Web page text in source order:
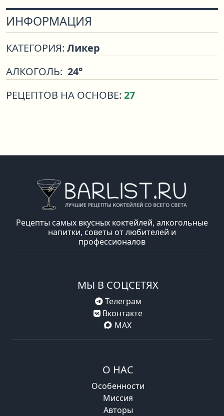
ИНФОРМАЦИЯ
КАТЕГОРИЯ: Ликер
АЛКОГОЛЬ: 24°
РЕЦЕПТОВ НА ОСНОВЕ: 27
Рецепты самых вкусных коктейлей, алкогольные
напитки, советы от любителей и
профессионалов
МЫ В СОЦСЕТЯХ
Телеграм
Вконтакте
MAX
О НАС
Особенности
Миссия
Авторы